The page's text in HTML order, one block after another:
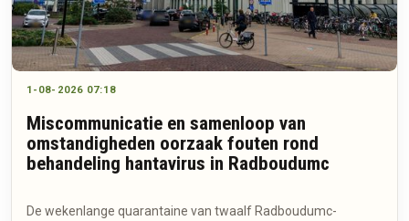
1-08-2026 07:18
Miscommunicatie en samenloop van
omstandigheden oorzaak fouten rond
behandeling hantavirus in Radboudumc
De wekenlange quarantaine van twaalf Radboudumc-